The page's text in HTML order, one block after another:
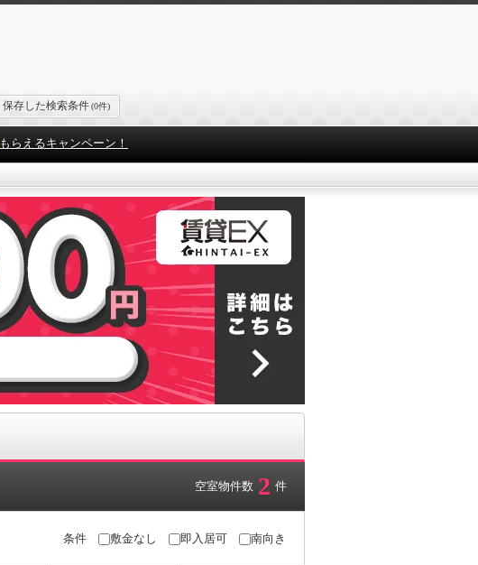
保存した検索条件(0件)
もらえるキャンペーン！
空室物件数 2 件
条件 敷金なし 即入居可 南向き